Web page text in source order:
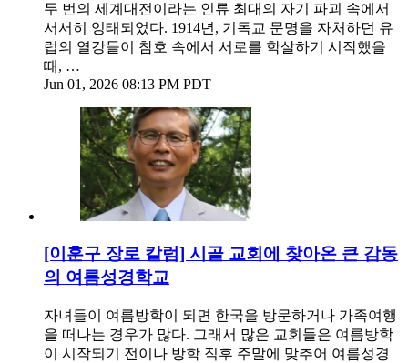
두 번의 세계대전이라는 인류 최대의 자기 파괴 속에서
서서히 잉태되었다. 1914년, 기독교 문명을 자처하던 유
럽의 열강들이 참호 속에서 서로를 학살하기 시작했을
때, …
Jun 01, 2026 08:13 PM PDT
[이훈구 장로 칼럼] 시골 교회에 찾아온 큰 감동
의 여름성경학교
자녀들이 여름방학이 되면 한국을 방문하거나 가족여행
을 떠나는 경우가 많다. 그래서 많은 교회들은 여름방학
이 시작되기 전이나 방학 직후 주말에 맞추어 여름성경